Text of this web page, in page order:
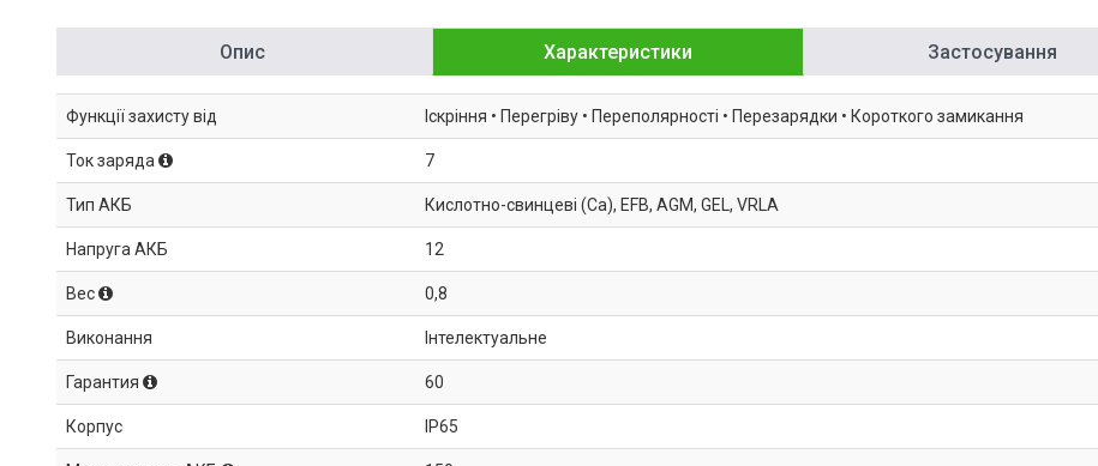
Опис Характеристики Застосування
Функції захисту від Іскріння • Перегріву • Переполярності • Перезарядки • Короткого замикання
Ток заряда 7
Тип АКБ Кислотно-свинцеві (Ca), EFB, AGM, GEL, VRLA
Напруга АКБ 12
Вес 0,8
Виконання Інтелектуальне
Гарантия 60
Корпус IP65